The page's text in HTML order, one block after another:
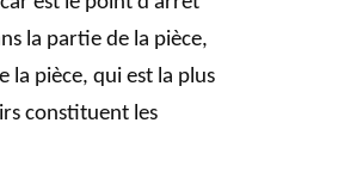
la partie de la pièce,
la pièce, qui est la plus
constituent les